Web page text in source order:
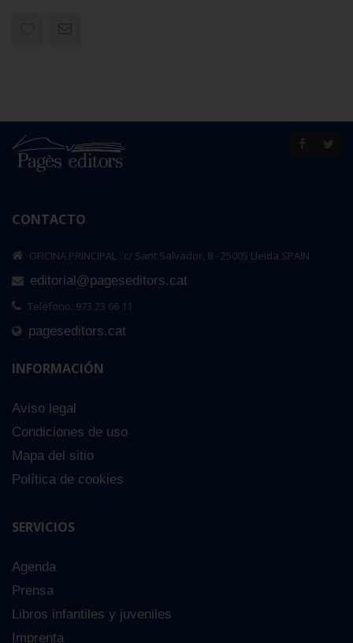
CONTACTO
OFICINA PRINCIPAL : c/ Sant Salvador, 8 - 25005 Lleida SPAIN
editorial@pageseditors.cat
Teléfono: 973 23 66 11
pageseditors.cat
INFORMACIÓN
Aviso legal
Condiciones de uso
Mapa del sitio
Política de cookies
SERVICIOS
Agenda
Prensa
Libros infantiles y juveniles
Imprenta